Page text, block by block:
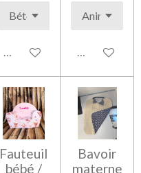
Voir les détails Voir les
Fauteuil
bébé /
Bavoir
materne